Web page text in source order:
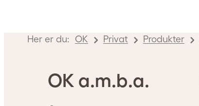
Her er du: OK Privat Produkter
OK a.m.b.a.